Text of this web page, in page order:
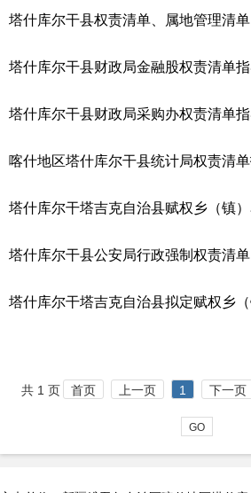
塔什库尔干县权责清单、属地管理清单
塔什库尔干县公安局行政强制权责清单
共 1 页 首页 上一页 1 下一页
GO